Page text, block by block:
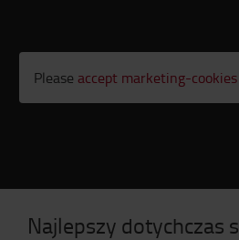
Please accept marketing-cookies
Najlepszy dotychczas